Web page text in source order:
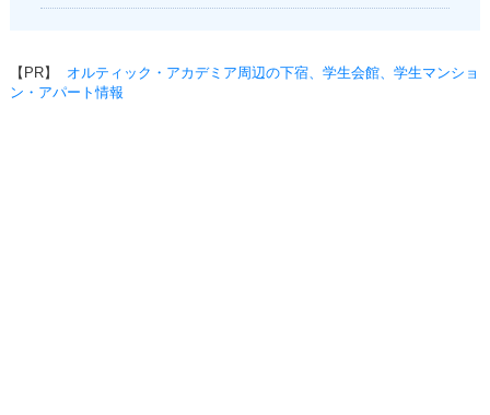
【PR】 オルティック・アカデミア周辺の下宿、学生会館、学生マンショ
ン・アパート情報